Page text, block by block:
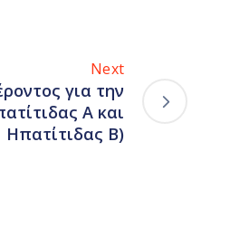
Next
για την
Α και
Ηπατίτιδας Β)